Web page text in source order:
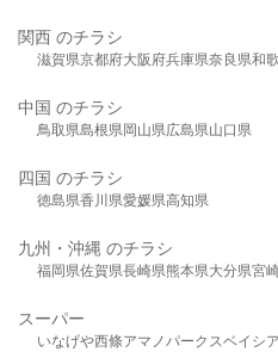
関西 のチラシ
滋賀県京都府大阪府兵庫県奈良県和
中国 のチラシ
鳥取県島根県岡山県広島県山口県
四国 のチラシ
徳島県香川県愛媛県高知県
九州・沖縄 のチラシ
福岡県佐賀県長崎県熊本県大分県宮
スーパー
いなげや西條アマノパークスベイシア